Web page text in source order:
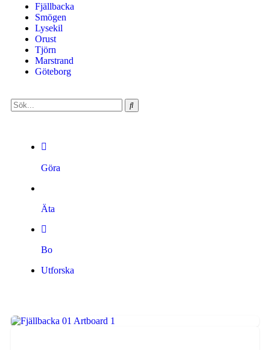
Fjällbacka
Smögen
Lysekil
Orust
Tjörn
Marstrand
Göteborg
Göra
Äta
Bo
Utforska